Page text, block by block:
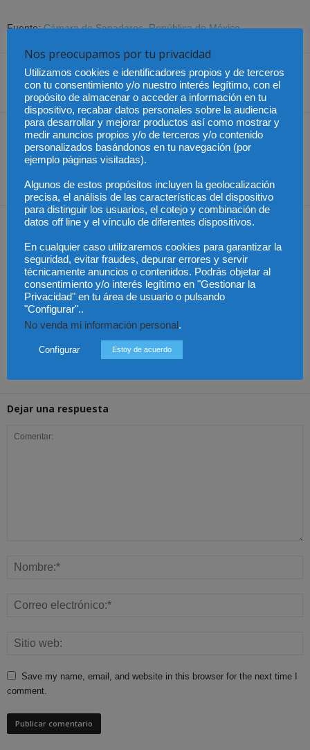
Fuente:Cámara de Senadores, República de México
Share
Artículo anterior
Coronavirus – Chile
anuncia nuevo registro
online de pasajeros
Artículo siguiente
Distribución y agencia: dos
de productos de terceros
Artículos relacionados Más del autor
México – Gobierno
solicita que bienes
se entreguen a México
México – Asistencia a
víctimas extranjeras en
procesos penales
Dejar una respuesta
Save my name, email, and website in this browser for the next time I
comment.
Nos preocupamos por tu privacidad
Utilizamos cookies e identificadores propios y de terceros
con tu consentimiento y/o nuestro interés legítimo, con el
propósito de almacenar o acceder a información en tu
dispositivo, recabar datos personales sobre la audiencia
para desarrollar y mejorar productos así como mostrar y
medir anuncios propios y/o de terceros y/o contenido
personalizados basándonos en tu navegación (por
ejemplo páginas visitadas).
Algunos de estos propósitos incluyen la geolocalización
precisa, el análisis de las características del dispositivo
para distinguir los usuarios, el cotejo y combinación de
datos off line y el vínculo de diferentes dispositivos.
En cualquier caso utilizaremos cookies para garantizar la
seguridad, evitar fraudes, depurar errores y servir
técnicamente anuncios o contenidos. Podrás objetar al
consentimiento y/o interés legítimo en "Gestionar la
Privacidad" en tu área de usuario o pulsando
"Configurar"..
No venda mi información personal .
Configurar Estoy de acuerdo